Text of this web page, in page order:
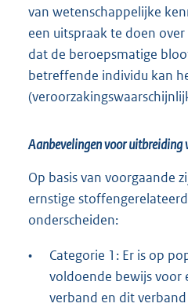
van wetenschappelijke
een uitspraak te doen
dat de beroepsmatige
betreffende individu kan
Aanbevelingen voor uitbreiding
Op basis van voorgaande
ernstige
onderscheiden:
•
Categorie 1: Er is op
voldoende bewijs voor
verband en dit